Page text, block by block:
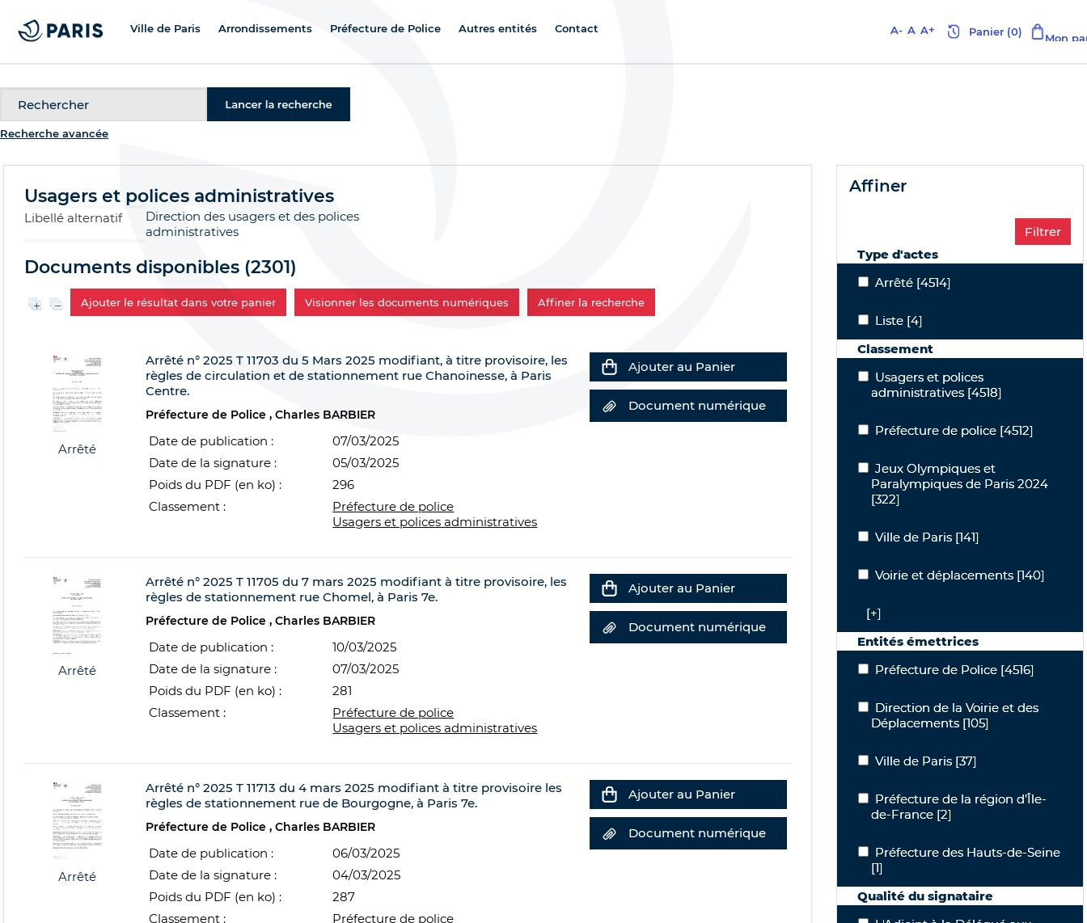
Ville de Paris Arrondissements Préfecture de Police Autres entités Contact A- A A+
Recherche avancée
Usagers et polices administratives
Libellé alternatif
Direction des usagers et des polices
administratives
Documents disponibles (2301)
Ajouter le résultat dans votre panier Visionner les documents numériques Affiner la recherche
Arrêté
Arrêté n° 2025 T 11703 du 5 Mars 2025 modifiant, à titre provisoire, les
règles de circulation et de stationnement rue Chanoinesse, à Paris
Centre.
Préfecture de Police Charles BARBIER
Date de publication :
07/03/2025
Date de la signature :
05/03/2025
Poids du PDF (en ko) :
296
Classement :
Préfecture de police
Usagers et polices administratives
Ajouter au Panier
Document numérique
Arrêté
Arrêté n° 2025 T 11705 du 7 mars 2025 modifiant à titre provisoire, les
règles de stationnement rue Chomel, à Paris 7e.
Préfecture de Police Charles BARBIER
Date de publication :
10/03/2025
Date de la signature :
07/03/2025
Poids du PDF (en ko) :
281
Classement :
Préfecture de police
Usagers et polices administratives
Ajouter au Panier
Document numérique
Arrêté
Arrêté n° 2025 T 11713 du 4 mars 2025 modifiant à titre provisoire les
règles de stationnement rue de Bourgogne, à Paris 7e.
Préfecture de Police Charles BARBIER
Date de publication :
06/03/2025
Date de la signature :
04/03/2025
Poids du PDF (en ko) :
287
Classement :
Préfecture de police
Ajouter au Panier
Document numérique
affiner
Type d'actes
Arrêté
Arrêté [4514]
ListeListe [4]
Classement
Usagers et polices administratives
Usagers et polices
administratives [4518]
Préfecture de police
Préfecture de police [4512]
Jeux Olympiques et Paralympiques
Jeux Olympiques et
Paralympiques de Paris 2024
[322]
Ville de Paris
Ville de Paris [141]
Voirie et déplacements
Voirie et déplacements [140]
[+]
Entités émettrices
Préfecture de Police
Préfecture de Police [4516]
Direction de la Voirie et des
Direction de la Voirie et des
Déplacements [105]
Ville de Paris
Ville de Paris [37]
Préfecture de la région d’Île-de-
Préfecture de la région d’Île-
de-France [2]
Préfecture des Hauts-de-Seine
Préfecture des Hauts-de-Seine
[1]
Qualité du signataire